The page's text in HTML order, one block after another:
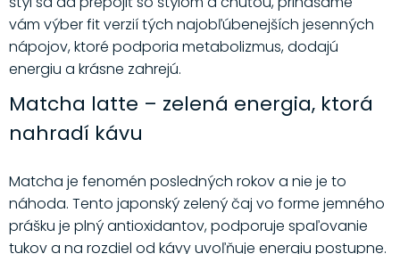
vám výber fit verzií tých najobľúbenejších jesenných
nápojov, ktoré podporia metabolizmus, dodajú
energiu a krásne zahrejú.
Matcha latte – zelená energia, ktorá
nahradí kávu
Matcha je fenomén posledných rokov a nie je to
náhoda. Tento japonský zelený čaj vo forme jemného
prášku je plný antioxidantov, podporuje spaľovanie
tukov a na rozdiel od kávy uvoľňuje energiu postupne.